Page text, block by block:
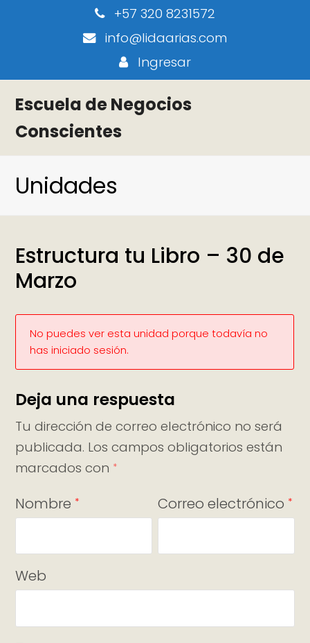
+57 320 8231572
info@lidaarias.com
Ingresar
Escuela de Negocios
Conscientes
Unidades
Estructura tu Libro – 30 de
Marzo
No puedes ver esta unidad porque todavía no
has iniciado sesión.
Deja una respuesta
Tu dirección de correo electrónico no será
publicada. Los campos obligatorios están
marcados con *
Nombre * Correo electrónico *
Web